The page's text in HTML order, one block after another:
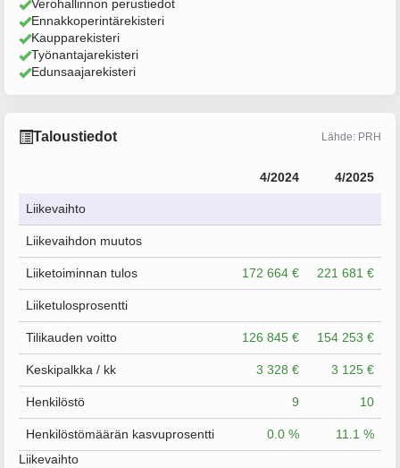
Verohallinnon perustiedot
Ennakkoperintärekisteri
Kaupparekisteri
Työnantajarekisteri
Edunsaajarekisteri
Taloustiedot Lähde: PRH
4/2024 4/2025
Liikevaihto
Liikevaihdon muutos
Liiketoiminnan tulos 172 664 € 221 681 €
Liiketulosprosentti
Tilikauden voitto 126 845 € 154 253 €
Keskipalkka / kk 3 328 € 3 125 €
Henkilöstö 9 10
Henkilöstömäärän kasvuprosentti 0.0 %
11.1 %
Liikevaihto